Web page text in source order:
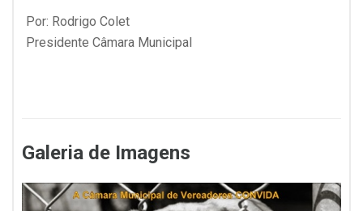
Por: Rodrigo Colet
Presidente Câmara Municipal
Galeria de Imagens